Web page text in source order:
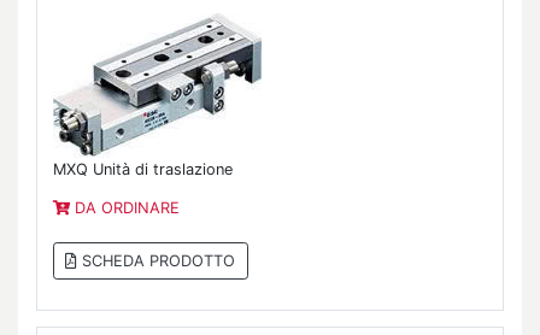
MXQ Unità di traslazione
DA ORDINARE
SCHEDA PRODOTTO